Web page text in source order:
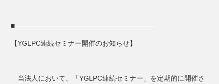
■─────────────────────────────
【YGLPC連続セミナー開催のお知らせ】
当法人において、「YGLPC連続セミナー」を定期的に開催さ